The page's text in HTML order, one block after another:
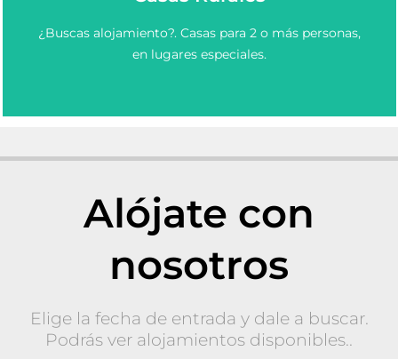
¿Buscas alojamiento?. Casas para 2 o más personas,
en lugares especiales.
Casas Rurales en Asturias
Alójate con
nosotros
Elige la fecha de entrada y dale a buscar.
Podrás ver alojamientos disponibles..